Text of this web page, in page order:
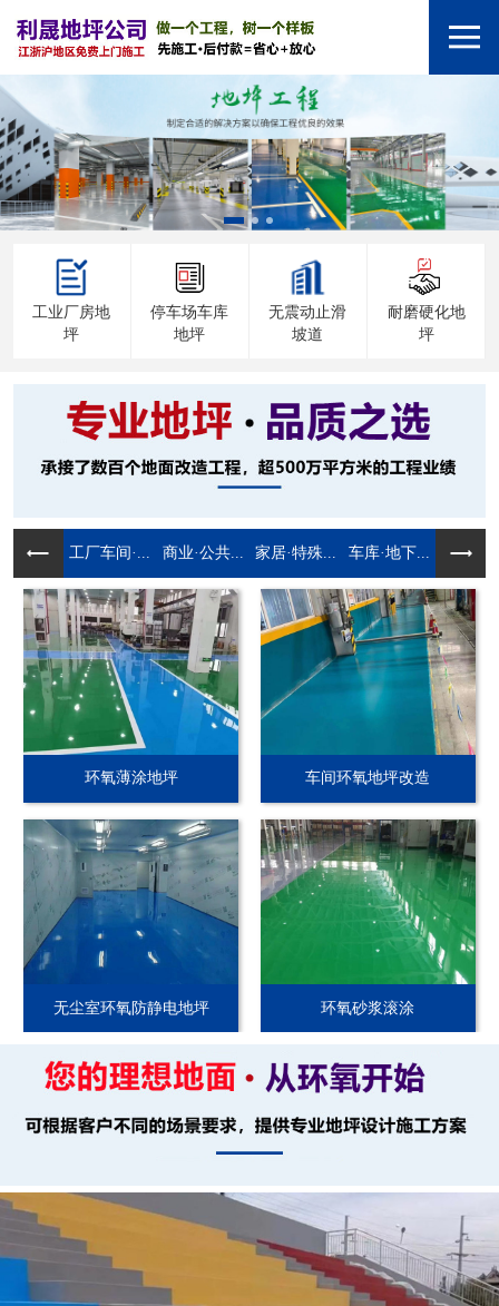
工业厂房地
坪
停车场车库
地坪
无震动止滑
坡道
耐磨硬化地
坪
工厂车间·... 商业·公共... 家居·特殊... 车库·地下...
环氧薄涂地坪 车间环氧地坪改造
无尘室环氧防静电地坪 环氧砂浆滚涂